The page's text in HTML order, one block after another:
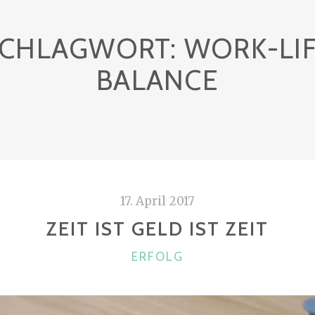
WORK-
BALANCE
17. April 2017
ZEIT IST GELD IST ZEIT
KATEGORIEN
ERFOLG